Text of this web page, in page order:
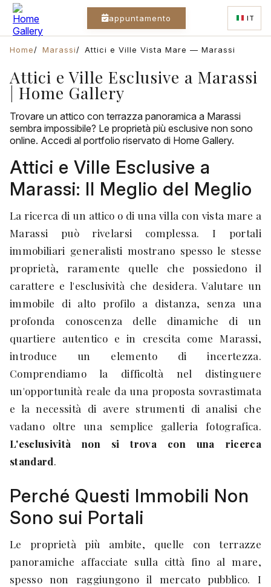
appuntamento IT
Home Marassi Attici e Ville Vista Mare — Marassi
Attici e Ville Esclusive a Marassi
| Home Gallery
Trovare un attico con terrazza panoramica a Marassi
sembra impossibile? Le proprietà più esclusive non sono
online. Accedi al portfolio riservato di Home Gallery.
Attici e Ville Esclusive a
Marassi: Il Meglio del Meglio
La ricerca di un attico o di una villa con vista mare a
Marassi può rivelarsi complessa. I portali
immobiliari generalisti mostrano spesso le stesse
proprietà, raramente quelle che possiedono il
carattere e l'esclusività che desidera. Valutare un
immobile di alto profilo a distanza, senza una
profonda conoscenza delle dinamiche di un
quartiere autentico e in crescita come Marassi,
introduce un elemento di incertezza.
Comprendiamo la difficoltà nel distinguere
un'opportunità reale da una proposta sovrastimata
e la necessità di avere strumenti di analisi che
vadano oltre una semplice galleria fotografica.
L'esclusività non si trova con una ricerca
standard.
Perché Questi Immobili Non
Sono sui Portali
Le proprietà più ambite, quelle con terrazze
panoramiche affacciate sulla città fino al mare,
spesso non raggiungono il mercato pubblico. I